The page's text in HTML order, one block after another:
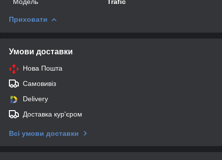
Приховати
Умови доставки
Нова Пошта
Самовивіз
Delivery
Доставка кур'єром
Всі умови доставки